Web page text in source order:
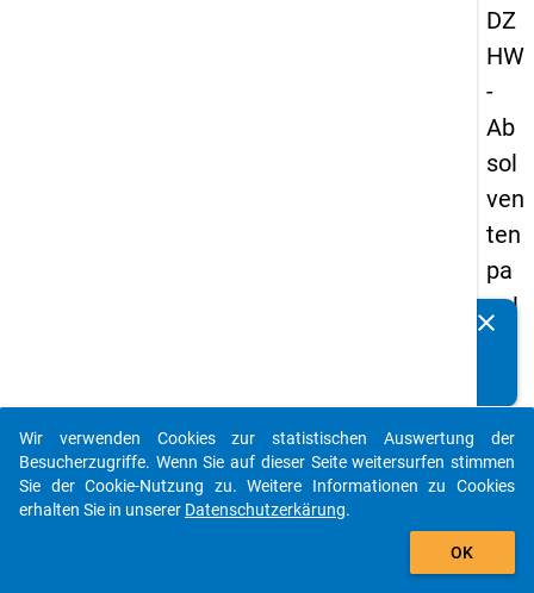
DZ
HW
-
Ab
sol
ven
ten
pa
nel
93
-
zw
clear
auto_stories
add_shopping_cart
Wir verwenden Cookies zur statistischen Auswertung der
Besucherzugriffe. Wenn Sie auf dieser Seite weitersurfen stimmen
Sie der Cookie-Nutzung zu. Weitere Informationen zu Cookies
erhalten Sie in unserer Datenschutzerkärung.
OK